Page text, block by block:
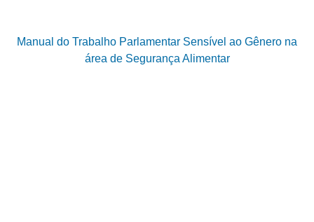
Manual do Trabalho Parlamentar Sensível ao Gênero na
área de Segurança Alimentar